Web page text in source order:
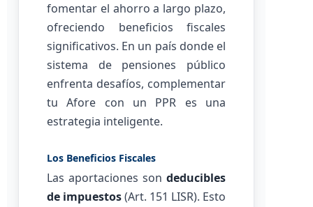
fomentar el ahorro a largo plazo,
ofreciendo beneficios fiscales
significativos. En un país donde el
sistema de pensiones público
enfrenta desafíos, complementar
tu Afore con un PPR es una
estrategia inteligente.
Los Beneficios Fiscales
Las aportaciones son deducibles
de impuestos(Art. 151 LISR). Esto